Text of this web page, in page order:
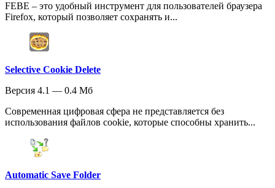
FEBE – это удобный инструмент для пользователей браузера
Firefox, который позволяет сохранять и...
Selective Cookie Delete
Версия 4.1 — 0.4 Мб
Современная цифровая сфера не представляется без
использования файлов cookie, которые способны хранить...
Automatic Save Folder